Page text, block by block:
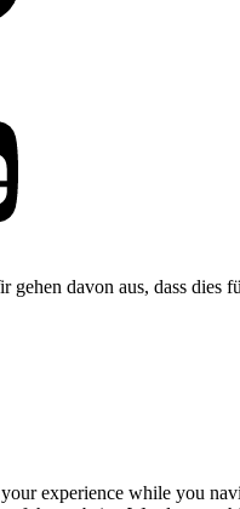
gehen davon aus, dass
experience while you